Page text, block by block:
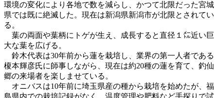
環境の変化により各地で数を減らし、かつて北限だった宮城
県では既に絶滅した。現在は新潟県新潟市が北限とされてい
る。
葉の両面や葉柄にトゲが生え、成長すると直径１㍍近い巨
大な葉を広げる。
鈴木代表は30年前から蓮を栽培し、業界の第一人者である
榎本輝彦氏に師事しながら、現在は約20種の蓮を育て、釣仙
郷の来場者を楽しませている。
オニバスは10年前に埼玉県産の種から栽培を始めたが、福
島県内での栽培記録がなく、温度管理や肥料など手探りで試